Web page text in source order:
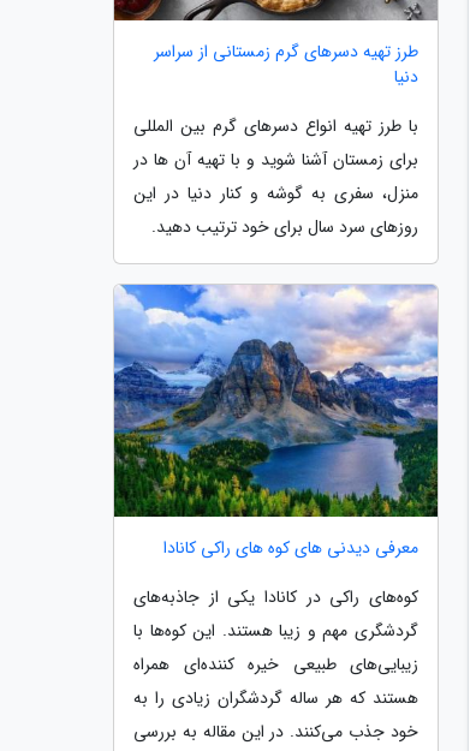
طرز تهیه دسرهای گرم زمستانی از سراسر
دنیا
با طرز تهیه انواع دسرهای گرم بین المللی
برای زمستان آشنا شوید و با تهیه آن ها در
منزل، سفری به گوشه و کنار دنیا در این
روزهای سرد سال برای خود ترتیب دهید.
معرفی دیدنی های کوه های راکی کانادا
کوه‌های راکی در کانادا یکی از جاذبه‌های
گردشگری مهم و زیبا هستند. این کوه‌ها با
زیبایی‌های طبیعی خیره کننده‌ای همراه
هستند که هر ساله گردشگران زیادی را به
خود جذب می‌کنند. در این مقاله به بررسی